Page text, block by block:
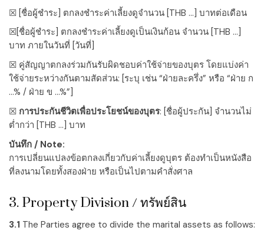
☒ [ชื่อผู้ชำระ] ตกลงชำระค่าเลี้ยงดูจำนวน [THB …] บาทต่อเดือน
☒[ชื่อผู้ชำระ] ตกลงชำระค่าเลี้ยงดูเป็นเงินก้อน จำนวน [THB …]
บาท ภายในวันที่ [วันที่]
☒ คู่สัญญาตกลงร่วมกันรับผิดชอบค่าใช้จ่ายของบุตร โดยแบ่งค่า
ใช้จ่ายระหว่างกันตามสัดส่วน: [ระบุ เช่น “ฝ่ายละครึ่ง” หรือ “ฝ่าย ก
…% / ฝ่าย ข …%”]
☒ การประกันชีวิตเพื่อประโยชน์ของบุตร: [ชื่อผู้ประกัน] จำนวนไม่
ต่ำกว่า [THB …] บาท
บันทึก / Note:
การเปลี่ยนแปลงข้อตกลงเกี่ยวกับค่าเลี้ยงดูบุตร ต้องทำเป็นหนังสือ
ที่ลงนามโดยทั้งสองฝ่าย หรือเป็นไปตามคำสั่งศาล
3. Property Division / ทรัพย์สิน
3.1 The Parties agree to divide the marital assets as follows: